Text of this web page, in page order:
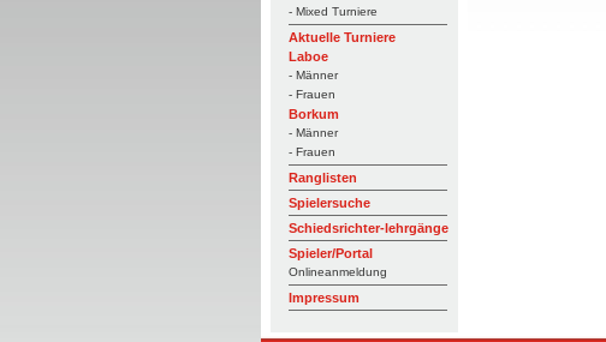
- Mixed Turniere
Aktuelle Turniere
Laboe
- Männer
- Frauen
Borkum
- Männer
- Frauen
Ranglisten
Spielersuche
Schiedsrichter-lehrgänge
Spieler/Portal
Onlineanmeldung
Impressum